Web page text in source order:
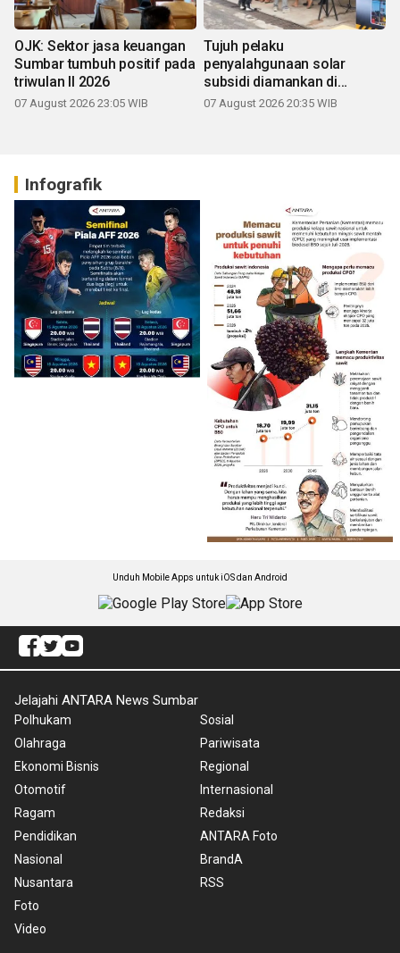
OJK: Sektor jasa keuangan
Sumbar tumbuh positif pada
triwulan II 2026
07 August 2026 23:05 WIB
Tujuh pelaku
penyalahgunaan solar
subsidi diamankan di
Sumbar
07 August 2026 20:35 WIB
Infografik
Unduh Mobile Apps untuk iOS dan Android
Jelajahi ANTARA News Sumbar
Polhukam
Olahraga
Ekonomi Bisnis
Otomotif
Ragam
Pendidikan
Nasional
Nusantara
Foto
Video
Sosial
Pariwisata
Regional
Internasional
Redaksi
ANTARA Foto
BrandA
RSS